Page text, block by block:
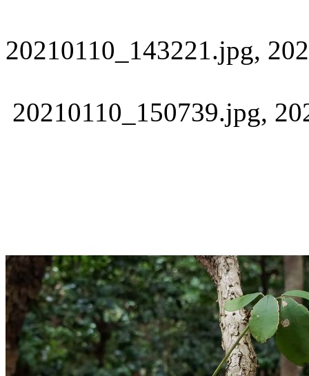
20210110_143221.jpg,
20210110_150739.jpg,